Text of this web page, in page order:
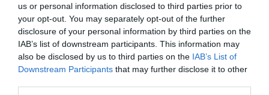
us or personal information disclosed to third parties prior to
your opt-out. You may separately opt-out of the further
disclosure of your personal information by third parties on the
IAB’s list of downstream participants. This information may
also be disclosed by us to third parties on the IAB’s List of
Downstream Participants that may further disclose it to other